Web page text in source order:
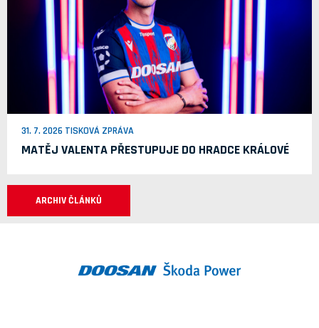
31. 7. 2026 TISKOVÁ ZPRÁVA
MATĚJ VALENTA PŘESTUPUJE DO HRADCE KRÁLOVÉ
ARCHIV ČLÁNKŮ